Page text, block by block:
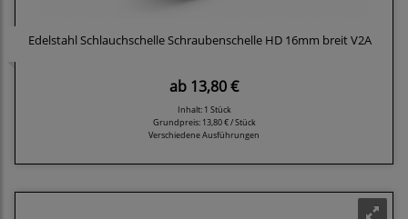
Edelstahl Schlauchschelle Schraubenschelle HD 16mm breit V2A
ab 13,80 €
Inhalt: 1 Stück
Grundpreis: 13,80 € / Stück
Verschiedene Ausführungen